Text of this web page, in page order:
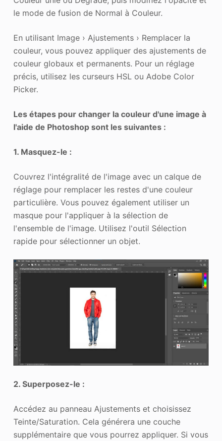
le mode de fusion de Normal à Couleur.
En utilisant Image › Ajustements › Remplacer la
couleur, vous pouvez appliquer des ajustements de
couleur globaux et permanents. Pour un réglage
précis, utilisez les curseurs HSL ou Adobe Color
Picker.
Les étapes pour changer la couleur d'une image à
l'aide de Photoshop sont les suivantes :
1. Masquez-le :
Couvrez l'intégralité de l'image avec un calque de
réglage pour remplacer les restes d'une couleur
particulière. Vous pouvez également utiliser un
masque pour l'appliquer à la sélection de
l'ensemble de l'image. Utilisez l'outil Sélection
rapide pour sélectionner un objet.
2. Superposez-le :
Accédez au panneau Ajustements et choisissez
Teinte/Saturation. Cela générera une couche
supplémentaire que vous pourrez appliquer. Si vous